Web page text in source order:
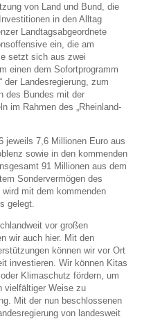
von Land und Bund, die
in den Alltag
Landtagsabgeordnete
ein, die am
setzt sich aus zwei
einen dem Sofortprogramm
der Landesregierung, zum
des Bundes mit der
im Rahmen des „Rheinland-
jeweils 7,6 Millionen Euro aus
sowie in den kommenden
91 Millionen aus dem
Sondervermögen des
mit dem kommenden
gelegt.
vor großen
wir auch hier. Mit den
können wir vor Ort
investieren. Wir können Kitas
Klimaschutz fördern, um
vielfältiger Weise zu
Mit der nun beschlossenen
von landesweit